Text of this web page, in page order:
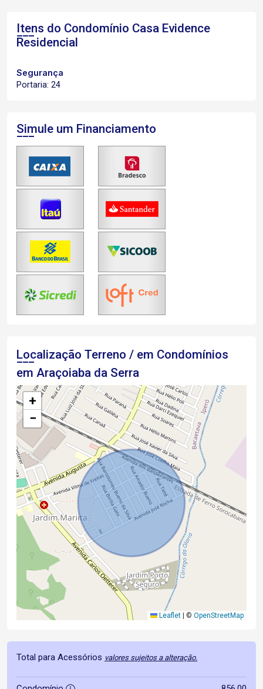
Itens do Condomínio Casa Evidence
Residencial
Segurança
Portaria: 24
Simule um Financiamento
Localização Terreno / em Condomínios
em Araçoiaba da Serra
+
−
Leaflet © OpenStreetMap
Total para Acessórios valores sujeitos a alteração.